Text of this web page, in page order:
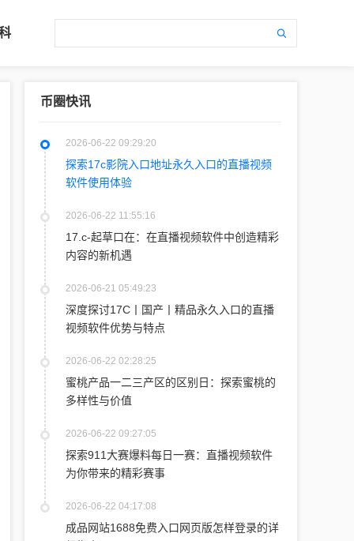
币圈快讯
2026-06-22 09:29:20
探索17c影院入口地址永久入口的直播视频
软件使用体验
2026-06-22 11:55:16
17.c-起草口在：在直播视频软件中创造精彩
内容的新机遇
2026-06-21 05:49:23
深度探讨17C丨国产丨精品永久入口的直播
视频软件优势与特点
2026-06-22 02:28:25
蜜桃产品一二三产区的区别日：探索蜜桃的
多样性与价值
2026-06-22 09:27:05
探索911大赛爆料每日一赛：直播视频软件
为你带来的精彩赛事
2026-06-22 04:17:08
成品网站1688免费入口网页版怎样登录的详